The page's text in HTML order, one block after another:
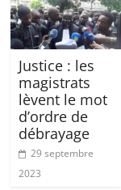
Justice : les
magistrats
lèvent le mot
d’ordre de
débrayage
29 septembre
2023